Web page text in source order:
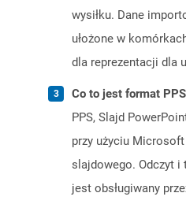
wysiłku. Dane
ułożone w
dla reprezentacji dla
Co to jest format
PPS, Slajd
przy użyciu
slajdowego. Odczyt i
jest obsługiwany